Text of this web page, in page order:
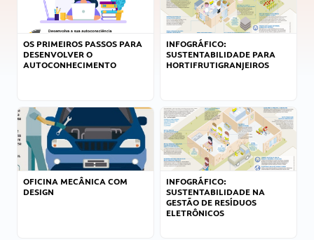
OS PRIMEIROS PASSOS PARA
DESENVOLVER O
AUTOCONHECIMENTO
INFOGRÁFICO:
SUSTENTABILIDADE PARA
HORTIFRUTIGRANJEIROS
OFICINA MECÂNICA COM
DESIGN
INFOGRÁFICO:
SUSTENTABILIDADE NA
GESTÃO DE RESÍDUOS
ELETRÔNICOS